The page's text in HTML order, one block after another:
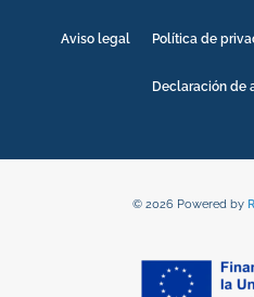
Aviso legal Política de
Declaración de
© 2026 Powered by